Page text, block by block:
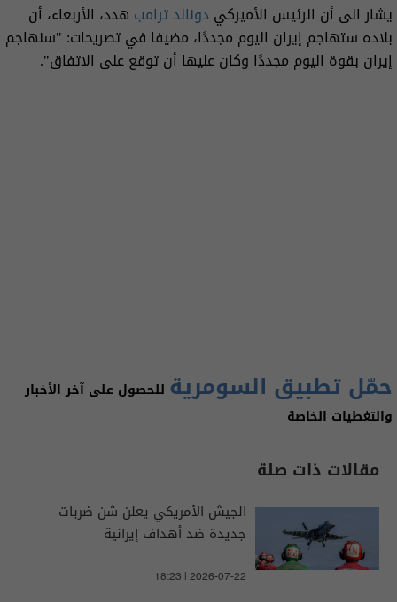
يشار الى أن الرئيس الأميركيدونالد ترامب هدد، الأربعاء، أن
بلاده ستهاجم إيران اليوم مجددًا، مضيفا في تصريحات: "سنهاجم
إيران بقوة اليوم مجددًا وكان عليها أن توقع على الاتفاق".
حمّل تطبيق السومرية للحصول على آخر الأخبار
والتغطيات الخاصة
مقالات ذات صلة
الجيش الأمريكي يعلن شن ضربات
جديدة ضد أهداف إيرانية
18:23 | 2026-07-22